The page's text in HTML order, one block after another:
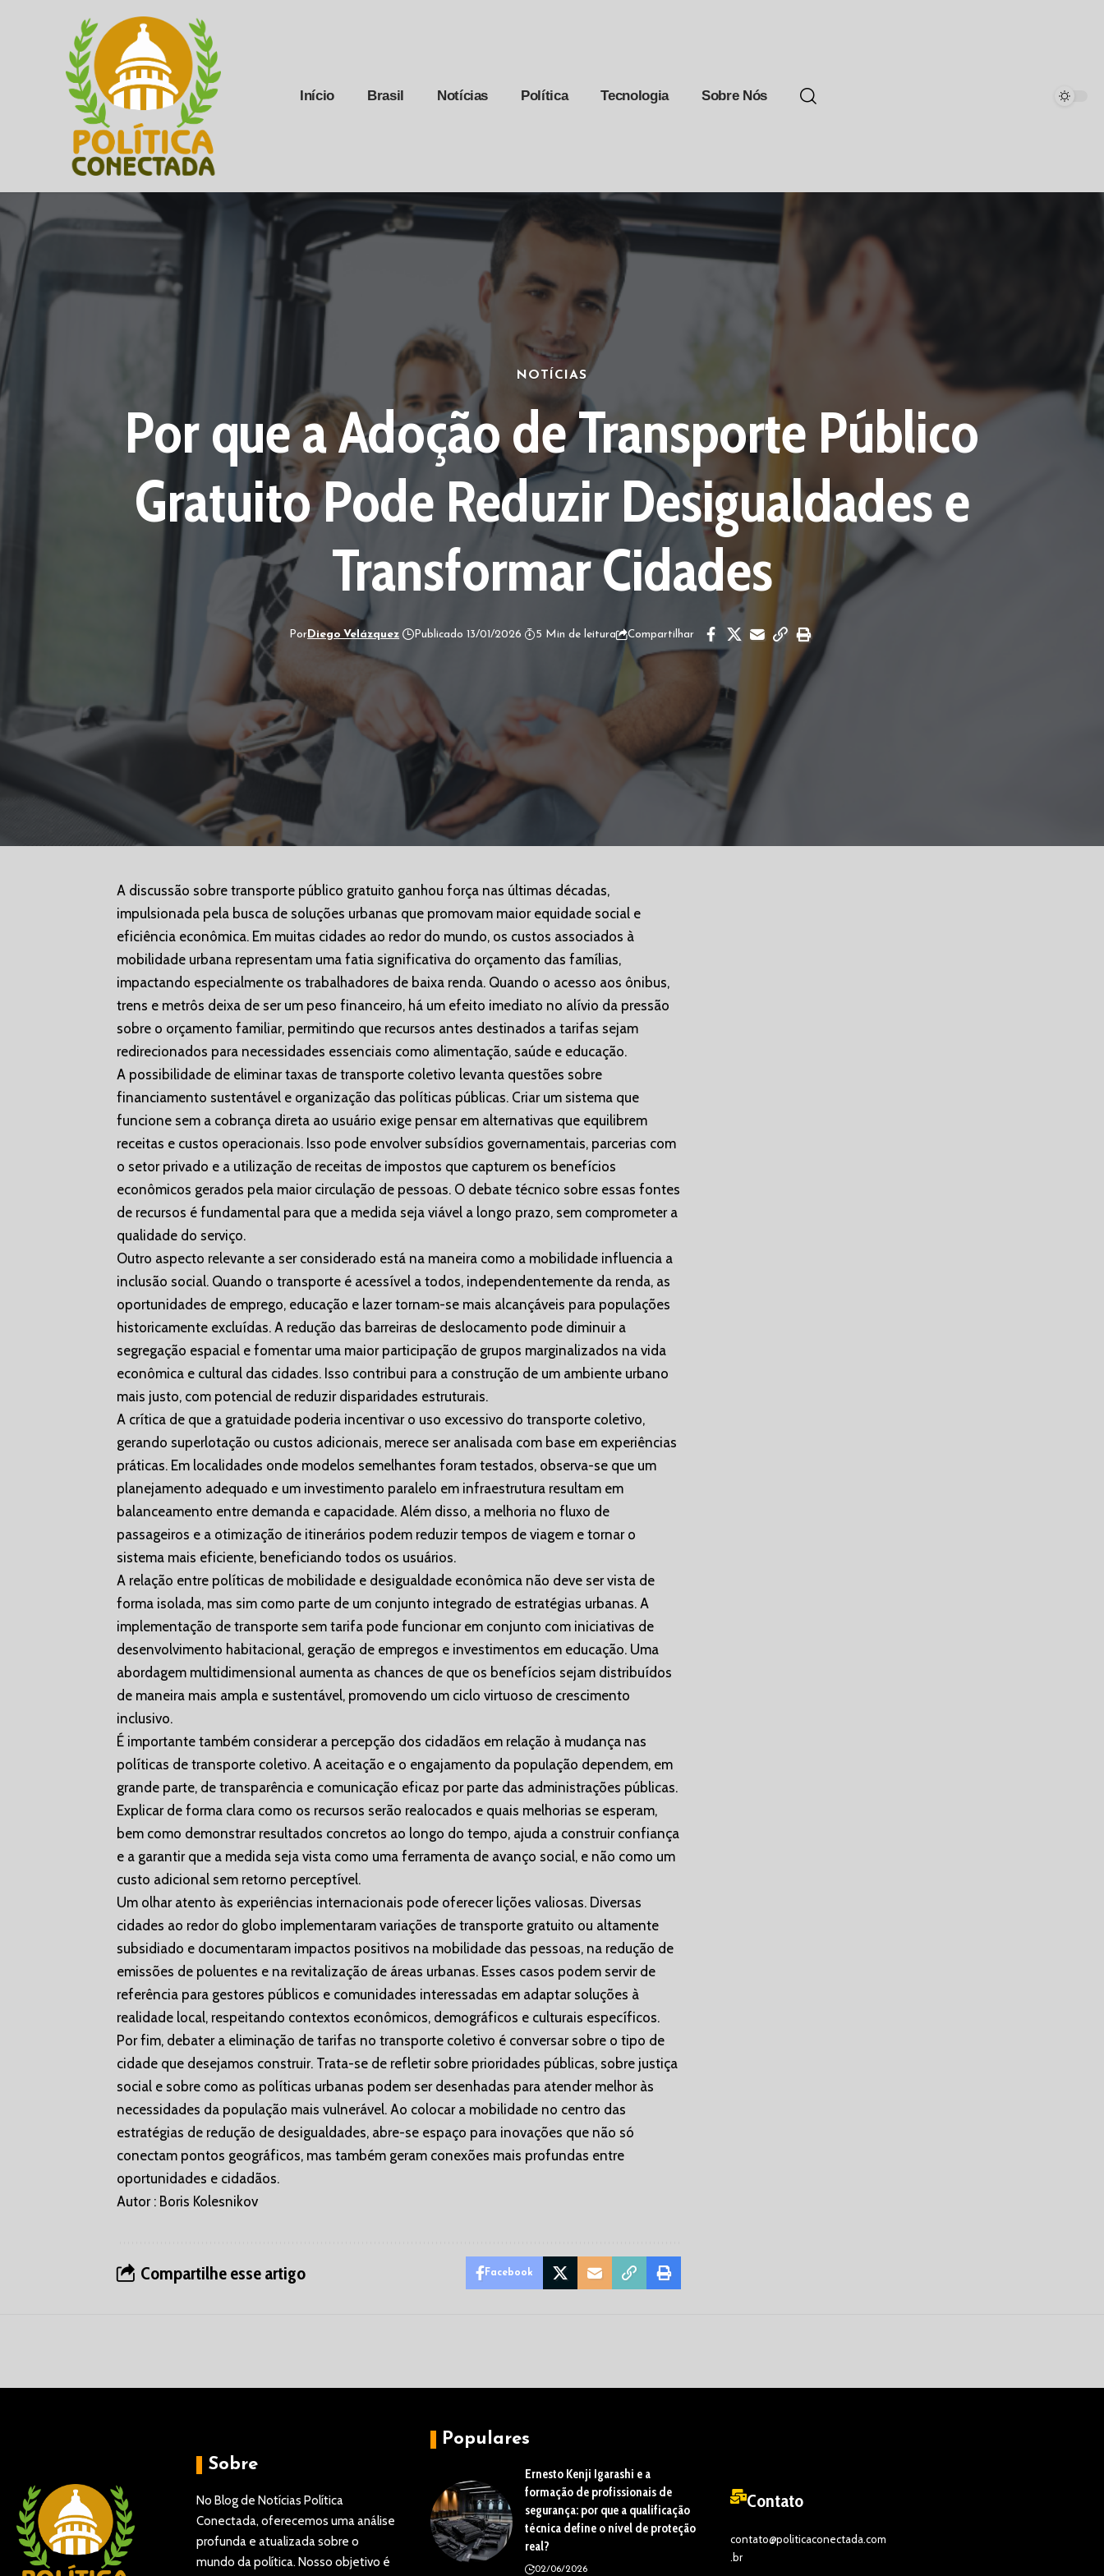
Início Brasil Notícias Política Tecnologia Sobre Nós
NOTÍCIAS
Por que a Adoção de Transporte Público
Gratuito Pode Reduzir Desigualdades e
Transformar Cidades
Por Diego Velázquez Publicado 13/01/2026 5 Min de leitura Compartilhar
A discussão sobre transporte público gratuito ganhou força nas últimas décadas,
impulsionada pela busca de soluções urbanas que promovam maior equidade social e
eficiência econômica. Em muitas cidades ao redor do mundo, os custos associados à
mobilidade urbana representam uma fatia significativa do orçamento das famílias,
impactando especialmente os trabalhadores de baixa renda. Quando o acesso aos ônibus,
trens e metrôs deixa de ser um peso financeiro, há um efeito imediato no alívio da pressão
sobre o orçamento familiar, permitindo que recursos antes destinados a tarifas sejam
redirecionados para necessidades essenciais como alimentação, saúde e educação.
A possibilidade de eliminar taxas de transporte coletivo levanta questões sobre
financiamento sustentável e organização das políticas públicas. Criar um sistema que
funcione sem a cobrança direta ao usuário exige pensar em alternativas que equilibrem
receitas e custos operacionais. Isso pode envolver subsídios governamentais, parcerias com
o setor privado e a utilização de receitas de impostos que capturem os benefícios
econômicos gerados pela maior circulação de pessoas. O debate técnico sobre essas fontes
de recursos é fundamental para que a medida seja viável a longo prazo, sem comprometer a
qualidade do serviço.
Outro aspecto relevante a ser considerado está na maneira como a mobilidade influencia a
inclusão social. Quando o transporte é acessível a todos, independentemente da renda, as
oportunidades de emprego, educação e lazer tornam-se mais alcançáveis para populações
historicamente excluídas. A redução das barreiras de deslocamento pode diminuir a
segregação espacial e fomentar uma maior participação de grupos marginalizados na vida
econômica e cultural das cidades. Isso contribui para a construção de um ambiente urbano
mais justo, com potencial de reduzir disparidades estruturais.
A crítica de que a gratuidade poderia incentivar o uso excessivo do transporte coletivo,
gerando superlotação ou custos adicionais, merece ser analisada com base em experiências
práticas. Em localidades onde modelos semelhantes foram testados, observa-se que um
planejamento adequado e um investimento paralelo em infraestrutura resultam em
balanceamento entre demanda e capacidade. Além disso, a melhoria no fluxo de
passageiros e a otimização de itinerários podem reduzir tempos de viagem e tornar o
sistema mais eficiente, beneficiando todos os usuários.
A relação entre políticas de mobilidade e desigualdade econômica não deve ser vista de
forma isolada, mas sim como parte de um conjunto integrado de estratégias urbanas. A
implementação de transporte sem tarifa pode funcionar em conjunto com iniciativas de
desenvolvimento habitacional, geração de empregos e investimentos em educação. Uma
abordagem multidimensional aumenta as chances de que os benefícios sejam distribuídos
de maneira mais ampla e sustentável, promovendo um ciclo virtuoso de crescimento
inclusivo.
É importante também considerar a percepção dos cidadãos em relação à mudança nas
políticas de transporte coletivo. A aceitação e o engajamento da população dependem, em
grande parte, de transparência e comunicação eficaz por parte das administrações públicas.
Explicar de forma clara como os recursos serão realocados e quais melhorias se esperam,
bem como demonstrar resultados concretos ao longo do tempo, ajuda a construir confiança
e a garantir que a medida seja vista como uma ferramenta de avanço social, e não como um
custo adicional sem retorno perceptível.
Um olhar atento às experiências internacionais pode oferecer lições valiosas. Diversas
cidades ao redor do globo implementaram variações de transporte gratuito ou altamente
subsidiado e documentaram impactos positivos na mobilidade das pessoas, na redução de
emissões de poluentes e na revitalização de áreas urbanas. Esses casos podem servir de
referência para gestores públicos e comunidades interessadas em adaptar soluções à
realidade local, respeitando contextos econômicos, demográficos e culturais específicos.
Por fim, debater a eliminação de tarifas no transporte coletivo é conversar sobre o tipo de
cidade que desejamos construir. Trata-se de refletir sobre prioridades públicas, sobre justiça
social e sobre como as políticas urbanas podem ser desenhadas para atender melhor às
necessidades da população mais vulnerável. Ao colocar a mobilidade no centro das
estratégias de redução de desigualdades, abre-se espaço para inovações que não só
conectam pontos geográficos, mas também geram conexões mais profundas entre
oportunidades e cidadãos.
Autor : Boris Kolesnikov
Compartilhe esse artigo Facebook
Sobre
No Blog de Notícias Política
Conectada, oferecemos uma análise
profunda e atualizada sobre o
mundo da política. Nosso objetivo é
Populares
Ernesto Kenji Igarashi e a
formação de profissionais de
segurança: por que a qualificação
técnica define o nível de proteção
real?
02/06/2026
Contato
contato@politicaconectada.com
.br